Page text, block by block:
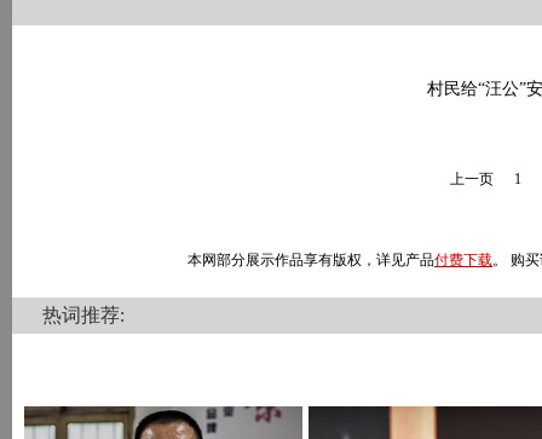
村民给“汪公”
上一页 1
本网部分展示作品享有版权，详见产品付费下载。 购